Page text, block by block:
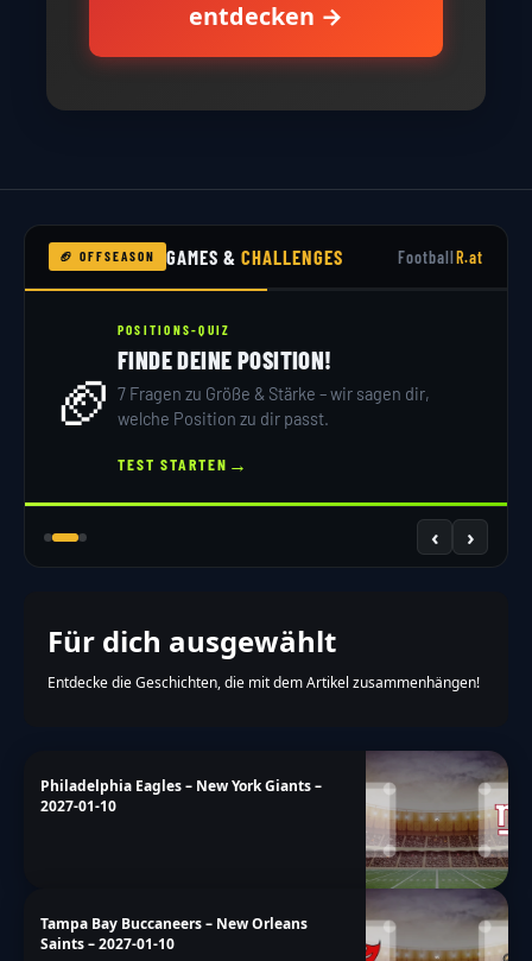
entdecken →
🏈 OFFSEASON GAMES &CHALLENGES FootballR.at
🏈
POSITIONS-QUIZ
FINDE DEINE POSITION!
7 Fragen zu Größe & Stärke – wir sagen dir,
welche Position zu dir passt.
TEST STARTEN →
‹ ›
Für dich ausgewählt
Entdecke die Geschichten, die mit dem Artikel zusammenhängen!
Philadelphia Eagles – New York Giants –
2027-01-10
Tampa Bay Buccaneers – New Orleans
Saints – 2027-01-10